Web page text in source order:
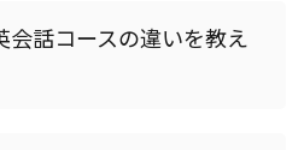
会話コースの違いを教え